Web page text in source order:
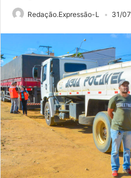
Redação.Expressão-L 31/